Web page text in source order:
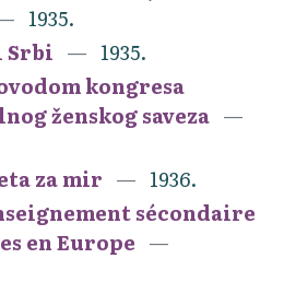
1935.
Srbi
1935.
kongresa
ženskog saveza
za mir
1936.
sécondaire
en Europe